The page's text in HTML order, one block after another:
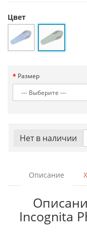
Цвет
Размер
Нет в наличии
Описание
Incognita